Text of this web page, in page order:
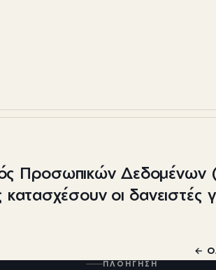
Προσωπικών Δεδομένων
οι
←
ΠΛΟΉΓΗΣΗ